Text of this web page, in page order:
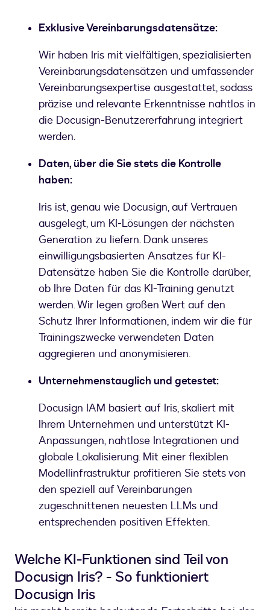
Exklusive Vereinbarungsdatensätze:
Wir haben Iris mit vielfältigen, spezialisierten
Vereinbarungsdatensätzen und umfassender
Vereinbarungsexpertise ausgestattet, sodass
präzise und relevante Erkenntnisse nahtlos in
die Docusign-Benutzererfahrung integriert
werden.
Daten, über die Sie stets die Kontrolle
haben:
Iris ist, genau wie Docusign, auf Vertrauen
ausgelegt, um KI-Lösungen der nächsten
Generation zu liefern. Dank unseres
einwilligungsbasierten Ansatzes für KI-
Datensätze haben Sie die Kontrolle darüber,
ob Ihre Daten für das KI-Training genutzt
werden. Wir legen großen Wert auf den
Schutz Ihrer Informationen, indem wir die für
Trainingszwecke verwendeten Daten
aggregieren und anonymisieren.
Unternehmenstauglich und getestet:
Docusign IAM basiert auf Iris, skaliert mit
Ihrem Unternehmen und unterstützt KI-
Anpassungen, nahtlose Integrationen und
globale Lokalisierung. Mit einer flexiblen
Modellinfrastruktur profitieren Sie stets von
den speziell auf Vereinbarungen
zugeschnittenen neuesten LLMs und
entsprechenden positiven Effekten.
Welche KI-Funktionen sind Teil von
Docusign Iris? - So funktioniert
Docusign Iris